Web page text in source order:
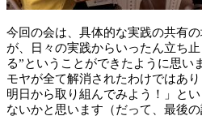
今回の会は、具体的な実践の共有
が、日々の実践からいったん立ち
る”ということができたように思い
モヤが全て解消されたわけではあ
明日から取り組んでみよう！」と
ないかと思います（だって、最後